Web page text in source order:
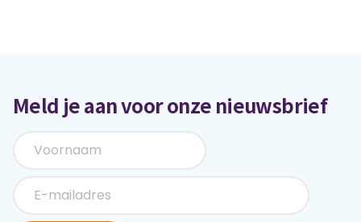
Meld je aan voor onze nieuwsbrief